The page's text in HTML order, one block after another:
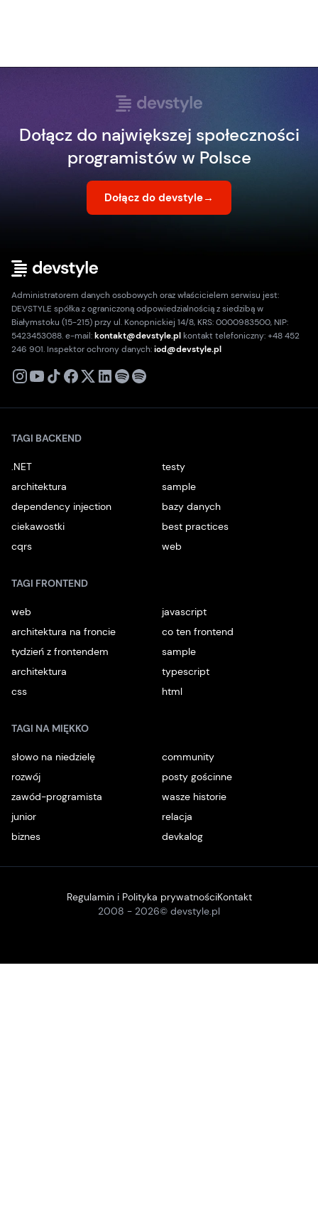
Dołącz do największej społeczności
programistów w Polsce
Dołącz do devstyle→
Administratorem danych osobowych oraz właścicielem serwisu jest:
DEVSTYLE spółka z ograniczoną odpowiedzialnością z siedzibą w
Białymstoku (15-215) przy ul. Konopnickiej 14/8, KRS: 0000983500, NIP:
5423453088. e-mail:kontakt@devstyle.plkontakt telefoniczny: +48 452
246 901. Inspektor ochrony danych:iod@devstyle.pl
X
TAGI BACKEND
.NET
testy
architektura
sample
dependency injection
bazy danych
ciekawostki
best practices
cqrs
web
TAGI FRONTEND
web
javascript
architektura na froncie
co ten frontend
tydzień z frontendem
sample
architektura
typescript
css
html
TAGI NA MIĘKKO
słowo na niedzielę
community
rozwój
posty gościnne
zawód-programista
wasze historie
junior
relacja
biznes
devkalog
2008 - 2026© devstyle.pl
Regulamin i Polityka prywatnościKontakt